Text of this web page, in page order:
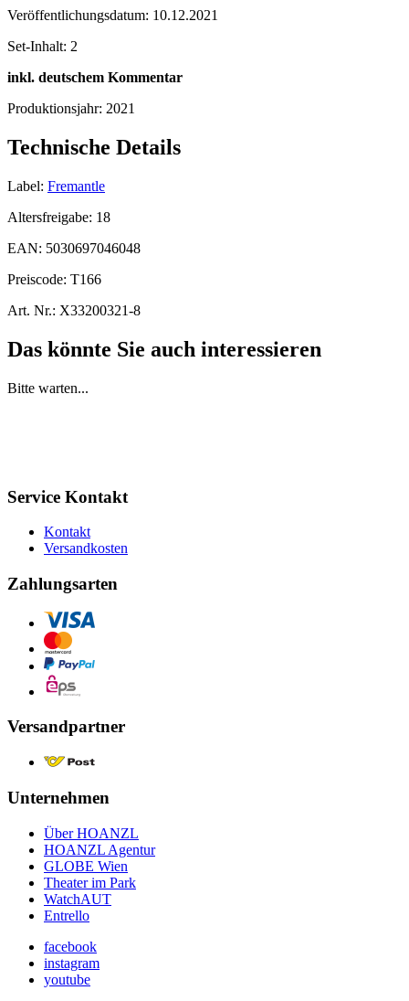
Veröffentlichungsdatum: 10.12.2021
Set-Inhalt: 2
inkl. deutschem Kommentar
Produktionsjahr: 2021
Technische Details
Label: Fremantle
Altersfreigabe: 18
EAN: 5030697046048
Preiscode: T166
Art. Nr.: X33200321-8
Das könnte Sie auch interessieren
Bitte warten...
Service Kontakt
Kontakt
Versandkosten
Zahlungsarten
Versandpartner
Unternehmen
Über HOANZL
HOANZL Agentur
GLOBE Wien
Theater im Park
WatchAUT
Entrello
facebook
instagram
youtube